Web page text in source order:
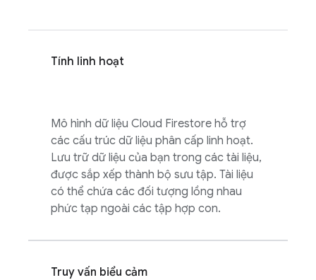
Tính linh hoạt
Mô hình dữ liệu Cloud Firestore hỗ trợ
các cấu trúc dữ liệu phân cấp linh hoạt.
Lưu trữ dữ liệu của bạn trong các tài liệu,
được sắp xếp thành bộ sưu tập. Tài liệu
có thể chứa các đối tượng lồng nhau
phức tạp ngoài các tập hợp con.
Truy vấn biểu cảm